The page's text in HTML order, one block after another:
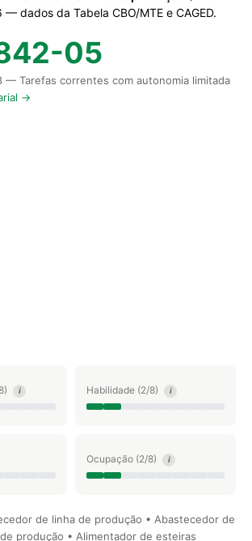
dados da Tabela CBO/MTE e CAGED.
05
— Tarefas correntes com autonomia limitada
→
i Habilidade (2/8) i
Ocupação (2/8) i
de linha de produção • Abastecedor de
produção • Alimentador de esteiras